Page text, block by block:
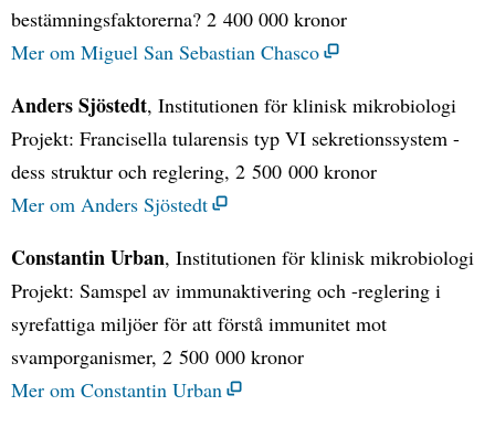
bestämningsfaktorerna? 2 400 000 kronor
Mer om Miguel San Sebastian Chasco
Anders Sjöstedt, Institutionen för klinisk mikrobiologi
Projekt: Francisella tularensis typ VI sekretionssystem -
dess struktur och reglering, 2 500 000 kronor
Mer om Anders Sjöstedt
Constantin Urban, Institutionen för klinisk mikrobiologi
Projekt: Samspel av immunaktivering och -reglering i
syrefattiga miljöer för att förstå immunitet mot
svamporganismer, 2 500 000 kronor
Mer om Constantin Urban